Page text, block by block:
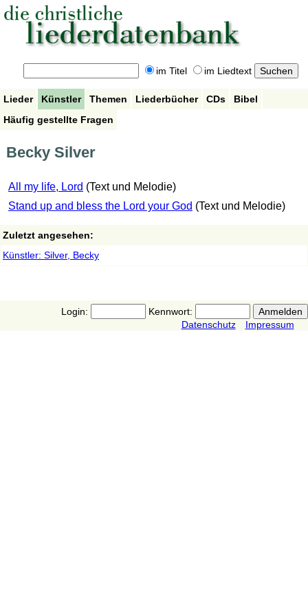
im Titel im Liedtext
Lieder Künstler Themen Liederbücher CDs
Bibel
Häufig gestellte Fragen
Becky Silver
All my life, Lord (Text und Melodie)
Stand up and bless the Lord your God (Text und Melodie)
Zuletzt angesehen:
Künstler: Silver, Becky
Login:
Kennwort:
Datenschutz
Impressum